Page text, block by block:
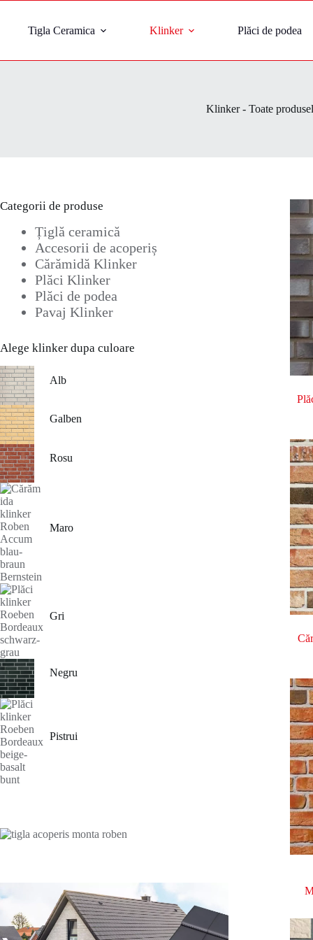
Tigla Ceramica Klinker Plăci de podea
Klinker - Toate
Categorii de produse
Țiglă ceramică
Accesorii de acoperiș
Cărămidă Klinker
Plăci Klinker
Plăci de podea
Pavaj Klinker
Alege klinker dupa culoare
Alb
Galben
Rosu
Maro
Gri
Negru
Pistrui